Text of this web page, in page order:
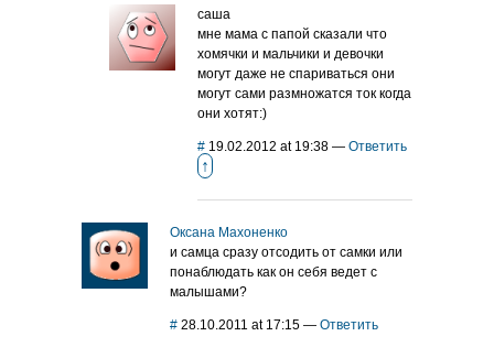
саша
мне мама с папой сказали что
хомячки и мальчики и девочки
могут даже не спариваться они
могут сами размножатся ток когда
они хотят:)
# 19.02.2012 at 19:38 — Ответить
↑
Оксана Махоненко
и самца сразу отсодить от самки или
понаблюдать как он себя ведет с
малышами?
# 28.10.2011 at 17:15 — Ответить